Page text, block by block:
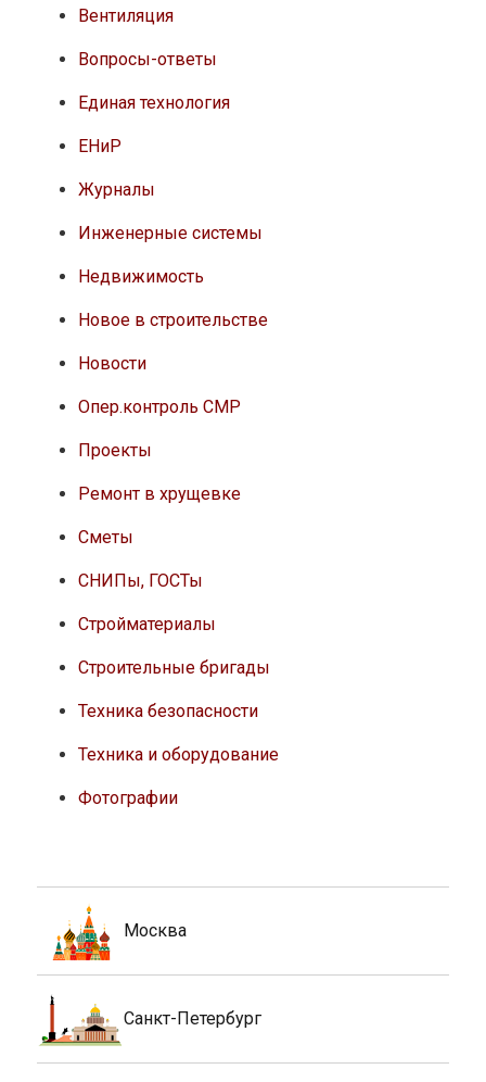
Вентиляция
Вопросы-ответы
Единая технология
ЕНиР
Журналы
Инженерные системы
Недвижимость
Новое в строительстве
Новости
Опер.контроль СМР
Проекты
Ремонт в хрущевке
Сметы
СНИПы, ГОСТы
Стройматериалы
Строительные бригады
Техника безопасности
Техника и оборудование
Фотографии
Москва
Санкт-Петербург